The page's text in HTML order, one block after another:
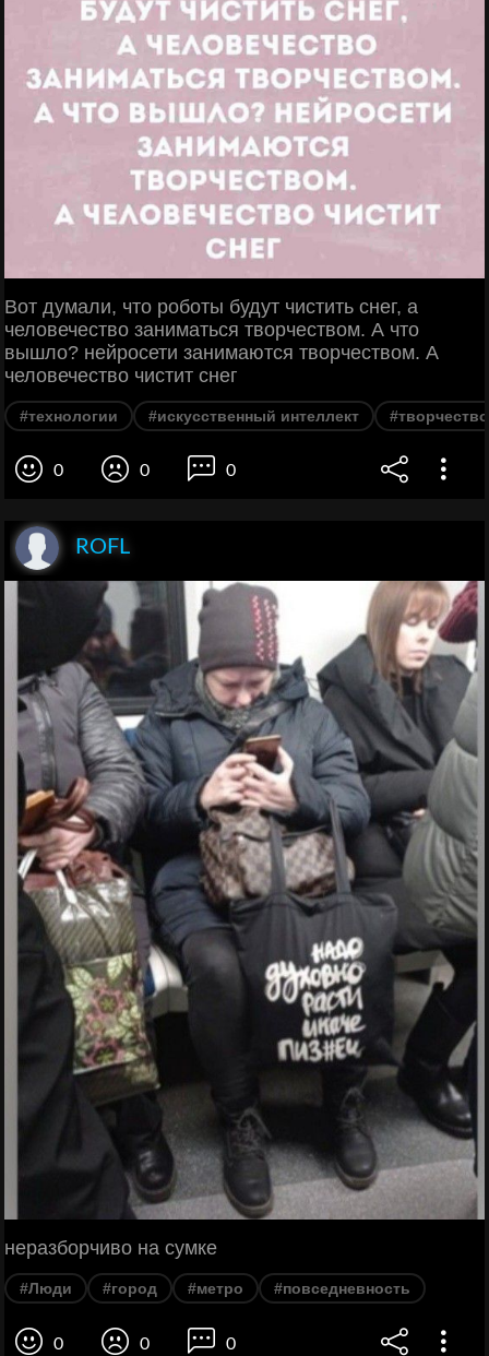
Вот думали, что роботы будут чистить снег, а
человечество заниматься творчеством. А что
вышло? нейросети занимаются творчеством. А
человечество чистит снег
#технологии #искусственный интеллект #творчество
0 0 0
ROFL
неразборчиво на сумке
#Люди #город #метро #повседневность
0 0 0